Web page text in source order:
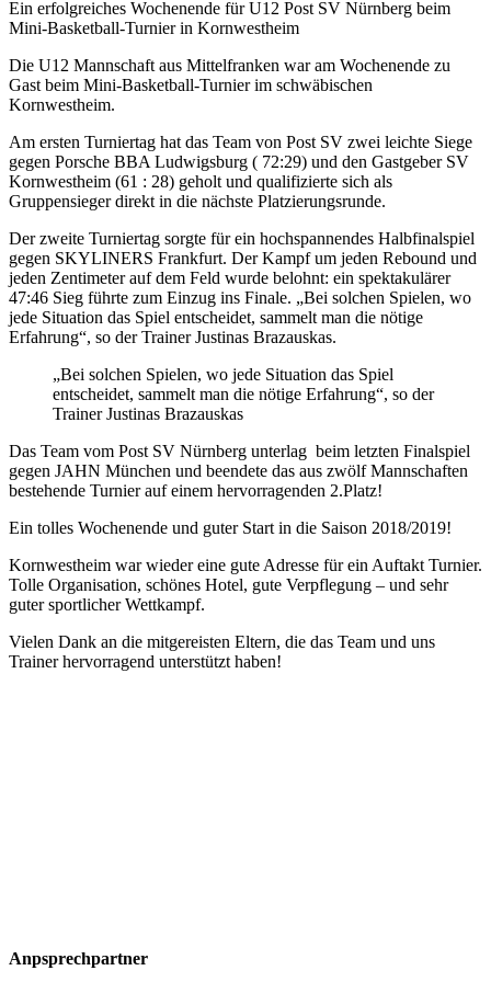
Ein erfolgreiches Wochenende für U12 Post SV Nürnberg beim
Mini-Basketball-Turnier in Kornwestheim
Die U12 Mannschaft aus Mittelfranken war am Wochenende zu
Gast beim Mini-Basketball-Turnier im schwäbischen
Kornwestheim.
Am ersten Turniertag hat das Team von Post SV zwei leichte Siege
gegen Porsche BBA Ludwigsburg ( 72:29) und den Gastgeber SV
Kornwestheim (61 : 28) geholt und qualifizierte sich als
Gruppensieger direkt in die nächste Platzierungsrunde.
Der zweite Turniertag sorgte für ein hochspannendes Halbfinalspiel
gegen SKYLINERS Frankfurt. Der Kampf um jeden Rebound und
jeden Zentimeter auf dem Feld wurde belohnt: ein spektakulärer
47:46 Sieg führte zum Einzug ins Finale. „Bei solchen Spielen, wo
jede Situation das Spiel entscheidet, sammelt man die nötige
Erfahrung“, so der Trainer Justinas Brazauskas.
„Bei solchen Spielen, wo jede Situation das Spiel
entscheidet, sammelt man die nötige Erfahrung“, so der
Trainer Justinas Brazauskas
Das Team vom Post SV Nürnberg unterlag beim letzten Finalspiel
gegen JAHN München und beendete das aus zwölf Mannschaften
bestehende Turnier auf einem hervorragenden 2.Platz!
Ein tolles Wochenende und guter Start in die Saison 2018/2019!
Kornwestheim war wieder eine gute Adresse für ein Auftakt Turnier.
Tolle Organisation, schönes Hotel, gute Verpflegung – und sehr
guter sportlicher Wettkampf.
Vielen Dank an die mitgereisten Eltern, die das Team und uns
Trainer hervorragend unterstützt haben!
Anpsprechpartner